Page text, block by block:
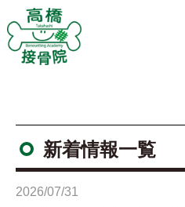
新着情報一覧
2026/07/31